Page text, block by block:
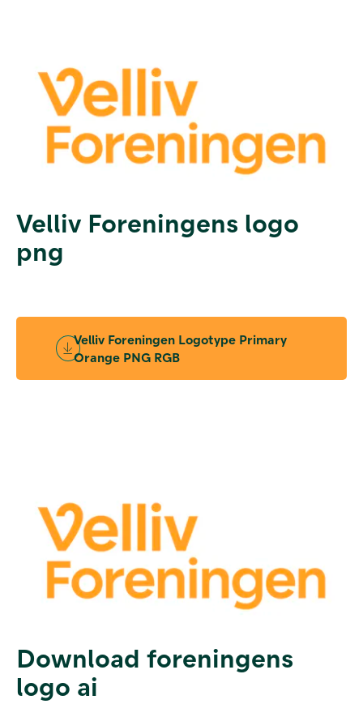
Velliv Foreningens logo
png
Velliv Foreningen Logotype Primary
Orange PNG RGB
Download foreningens
logo ai